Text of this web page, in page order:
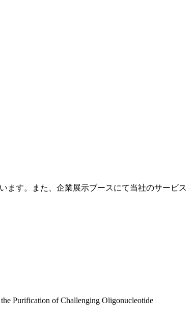
ます。また、企業展示ブースにて当社のサービス
Purification of Challenging Oligonucleotide